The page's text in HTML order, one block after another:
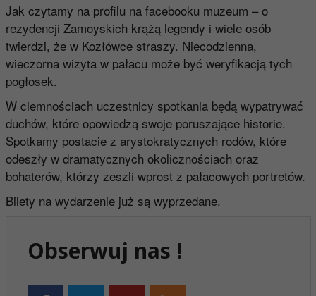
Jak czytamy na profilu na facebooku muzeum – o
rezydencji Zamoyskich krążą legendy i wiele osób
twierdzi, że w Kozłówce straszy. Niecodzienna,
wieczorna wizyta w pałacu może być weryfikacją tych
pogłosek.
W ciemnościach uczestnicy spotkania będą wypatrywać
duchów, które opowiedzą swoje poruszające historie.
Spotkamy postacie z arystokratycznych rodów, które
odeszły w dramatycznych okolicznościach oraz
bohaterów, którzy zeszli wprost z pałacowych portretów.
Bilety na wydarzenie już są wyprzedane.
Obserwuj nas !